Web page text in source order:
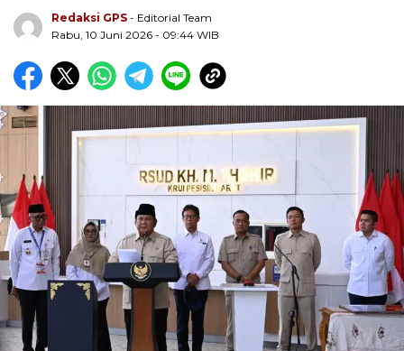
Redaksi GPS - Editorial Team
Rabu, 10 Juni 2026 - 09:44 WIB